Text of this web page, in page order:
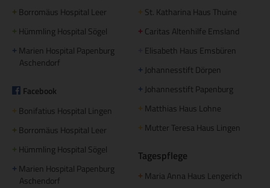
+ Borromäus Hospital Leer
+ Hümmling Hospital Sögel
+ Marien Hospital Papenburg
Aschendorf
Facebook
+ Bonifatius Hospital Lingen
+ Borromäus Hospital Leer
+ Hümmling Hospital Sögel
+ Marien Hospital Papenburg
Aschendorf
+ St. Katharina Haus Thuine
+ Caritas Altenhilfe Emsland
Elisabeth Haus Emsbüren
+ Johannesstift Dörpen
+ Johannesstift Papenburg
+ Matthias Haus Lohne
+ Mutter Teresa Haus Lingen
Tagespflege
+ Maria Anna Haus Lengerich